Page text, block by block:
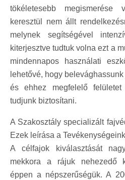
tökéletesebb megismerése
keresztül nem állt
melynek segítségével
kiterjesztve tudtuk volna ezt a
mindennapos használati
lehetővé, hogy
és ehhez megfelelő
tudjunk biztosítani.
A Szakosztály specializált
Ezek leírása a
A célfajok kiválasztását
mekkora a rájuk nehezedő
éppen a népszerűségük. A